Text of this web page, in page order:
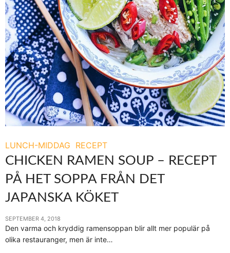
LUNCH-MIDDAG RECEPT
CHICKEN RAMEN SOUP – RECEPT
PÅ HET SOPPA FRÅN DET
JAPANSKA KÖKET
SEPTEMBER 4, 2018
Den varma och kryddig ramensoppan blir allt mer populär på
olika restauranger, men är inte…